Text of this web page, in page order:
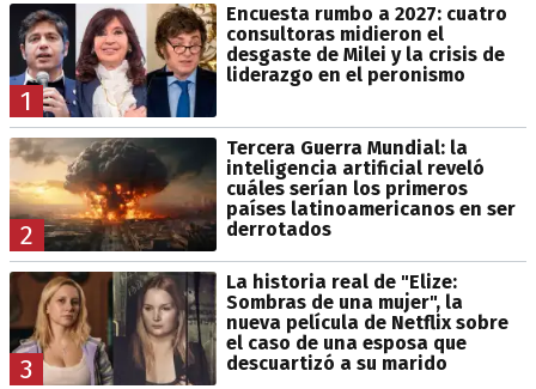
1
Encuesta rumbo a 2027: cuatro
consultoras midieron el
desgaste de Milei y la crisis de
liderazgo en el peronismo
2
Tercera Guerra Mundial: la
inteligencia artificial reveló
cuáles serían los primeros
países latinoamericanos en ser
derrotados
3
La historia real de "Elize:
Sombras de una mujer", la
nueva película de Netflix sobre
el caso de una esposa que
descuartizó a su marido